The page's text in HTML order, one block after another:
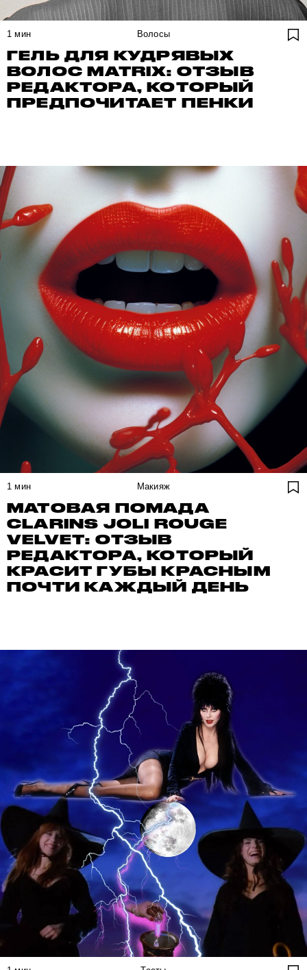
1 мин Волосы
ГЕЛЬ ДЛЯ КУДРЯВЫХ
ВОЛОС MATRIX: ОТЗЫВ
РЕДАКТОРА, КОТОРЫЙ
ПРЕДПОЧИТАЕТ ПЕНКИ
1 мин Макияж
МАТОВАЯ ПОМАДА
CLARINS JOLI ROUGE
VELVET: ОТЗЫВ
РЕДАКТОРА, КОТОРЫЙ
КРАСИТ ГУБЫ КРАСНЫМ
ПОЧТИ КАЖДЫЙ ДЕНЬ